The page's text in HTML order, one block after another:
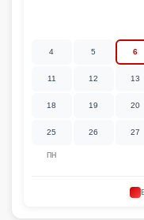
ПН
4 5 6
11 12 13
18 19 20
25 26 27